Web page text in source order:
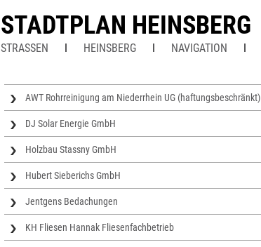
STADTPLAN HEINSBERG
STRASSEN HEINSBERG NAVIGATION
AWT Rohrreinigung am Niederrhein UG (haftungsbeschränkt)
DJ Solar Energie GmbH
Holzbau Stassny GmbH
Hubert Sieberichs GmbH
Jentgens Bedachungen
KH Fliesen Hannak Fliesenfachbetrieb